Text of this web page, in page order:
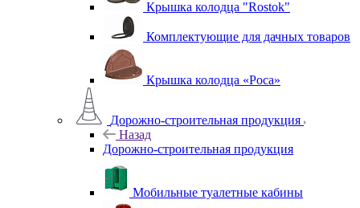
Крышка колодца "Rostok"
Комплектующие для дачных товаров
Крышка колодца «Роса»
Дорожно-строительная продукция
Назад
Дорожно-строительная продукция
Мобильные туалетные кабины